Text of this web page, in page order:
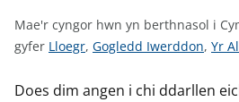
Mae'r cyngor hwn yn berthnasol i
gyfer G
e
Lloegr, G
e
Gogledd Iwerddon, G
e
Yr
Does dim angen i chi ddarllen